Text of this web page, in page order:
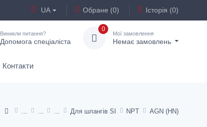
UA Обране (0) Історія (0)
Виникли питання?
Допомога спеціаліста
0
Мої замовлення
Немає замовлень
Контакти
Для шлангів SI NPT AGN (HN)